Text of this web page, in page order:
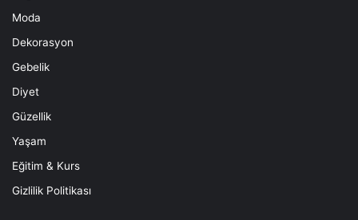
Moda
Dekorasyon
Gebelik
Diyet
Güzellik
Yaşam
Eğitim & Kurs
Gizlilik Politikası